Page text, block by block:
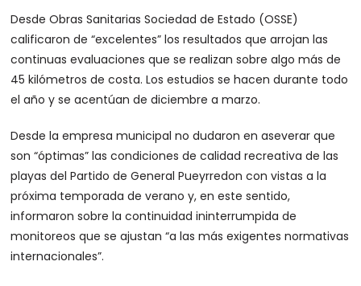
Desde Obras Sanitarias Sociedad de Estado (OSSE)
calificaron de “excelentes” los resultados que arrojan las
continuas evaluaciones que se realizan sobre algo más de
45 kilómetros de costa. Los estudios se hacen durante todo
el año y se acentúan de diciembre a marzo.
Desde la empresa municipal no dudaron en aseverar que
son “óptimas” las condiciones de calidad recreativa de las
playas del Partido de General Pueyrredon con vistas a la
próxima temporada de verano y, en este sentido,
informaron sobre la continuidad ininterrumpida de
monitoreos que se ajustan “a las más exigentes normativas
internacionales”.